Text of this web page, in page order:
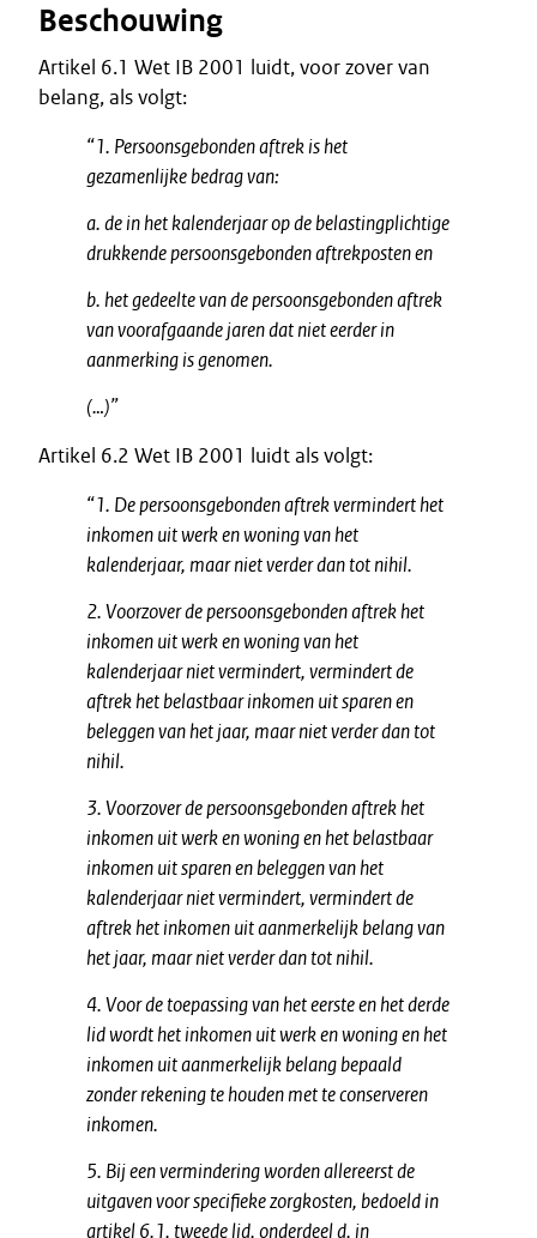
Beschouwing
Artikel 6.1 Wet IB 2001 luidt, voor zover van
belang, als volgt:
“1. Persoonsgebonden aftrek is het
gezamenlijke bedrag van:
a. de in het kalenderjaar op de belastingplichtige
drukkende persoonsgebonden aftrekposten en
b. het gedeelte van de persoonsgebonden aftrek
van voorafgaande jaren dat niet eerder in
aanmerking is genomen.
(…)”
Artikel 6.2 Wet IB 2001 luidt als volgt:
“1. De persoonsgebonden aftrek vermindert het
inkomen uit werk en woning van het
kalenderjaar, maar niet verder dan tot nihil.
2. Voorzover de persoonsgebonden aftrek het
inkomen uit werk en woning van het
kalenderjaar niet vermindert, vermindert de
aftrek het belastbaar inkomen uit sparen en
beleggen van het jaar, maar niet verder dan tot
nihil.
3. Voorzover de persoonsgebonden aftrek het
inkomen uit werk en woning en het belastbaar
inkomen uit sparen en beleggen van het
kalenderjaar niet vermindert, vermindert de
aftrek het inkomen uit aanmerkelijk belang van
het jaar, maar niet verder dan tot nihil.
4. Voor de toepassing van het eerste en het derde
lid wordt het inkomen uit werk en woning en het
inkomen uit aanmerkelijk belang bepaald
zonder rekening te houden met te conserveren
inkomen.
5. Bij een vermindering worden allereerst de
uitgaven voor specifieke zorgkosten, bedoeld in
artikel 6.1, tweede lid, onderdeel d, in